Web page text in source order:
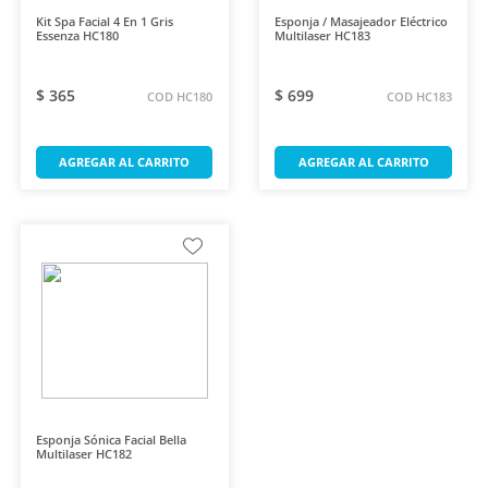
Kit Spa Facial 4 En 1 Gris
Essenza HC180
$ 365 COD HC180
AGREGAR AL CARRITO
Esponja / Masajeador Eléctrico
Multilaser HC183
$ 699 COD HC183
AGREGAR AL CARRITO
Esponja Sónica Facial Bella
Multilaser HC182